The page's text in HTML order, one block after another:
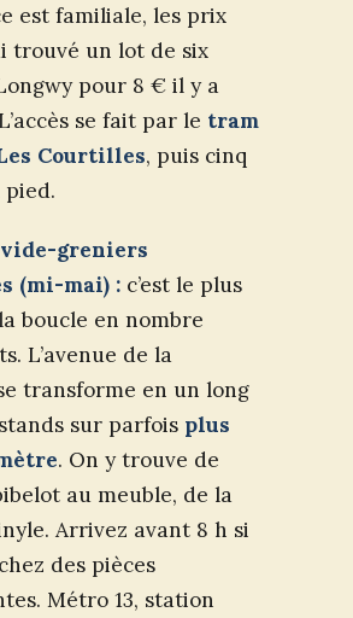
est familiale, les prix
trouvé un lot de six
pour 8 € il y a
se fait par le tram
Courtilles, puis cinq
greniers
(mi-mai) : c’est le plus
boucle en nombre
L’avenue de la
transforme en un long
sur parfois plus
. On y trouve de
au meuble, de la
Arrivez avant 8 h si
des pièces
Métro 13, station